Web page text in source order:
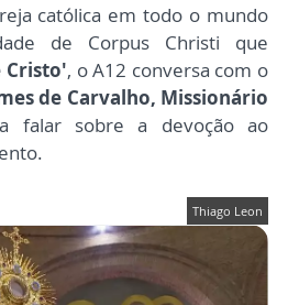
católica em todo o mundo
de Corpus Christi que
Cristo', o A12 conversa com o
de Carvalho, Missionário
falar sobre a devoção ao
Thiago Leon